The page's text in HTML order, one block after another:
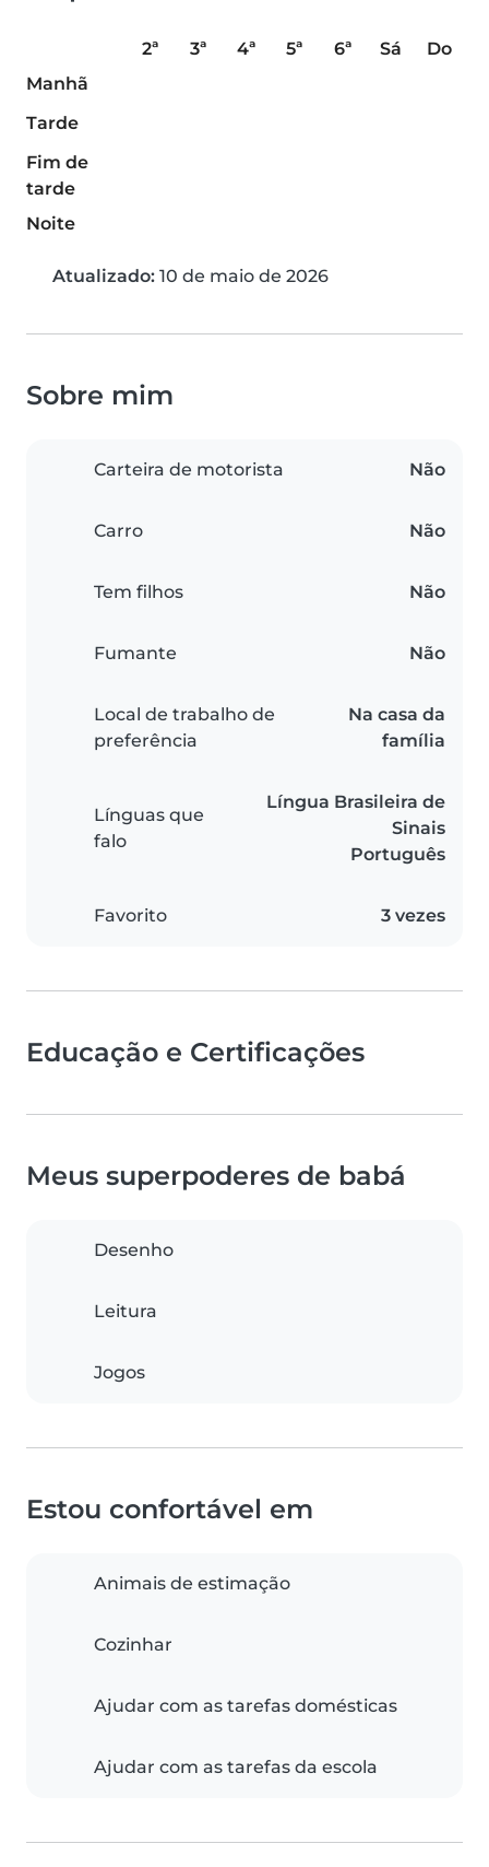
2ª 3ª 4ª 5ª 6ª Sá
Do
Manhã
Tarde
Fim de
tarde
Noite
Atualizado: 10 de maio de 2026
Sobre mim
Carteira de motorista Não
Carro Não
Tem filhos Não
Fumante Não
Local de trabalho de
preferência
Na casa da
família
Línguas que
falo
Língua Brasileira de
Sinais
Português
Favorito 3 vezes
Educação e Certificações
Meus superpoderes de babá
Desenho
Leitura
Jogos
Estou confortável em
Animais de estimação
Cozinhar
Ajudar com as tarefas domésticas
Ajudar com as tarefas da escola